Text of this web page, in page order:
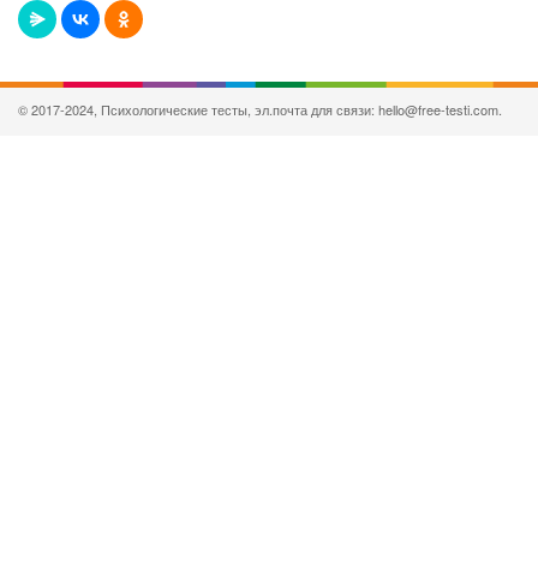
© 2017-2024, Психологические тесты, эл.почта для связи: hello@free-testi.com.